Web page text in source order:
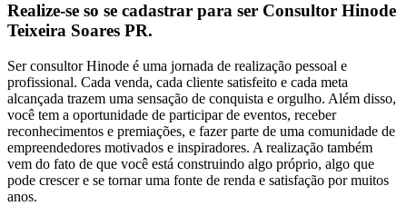
Realize-se so se cadastrar para ser Consultor Hinode
Teixeira Soares PR.
Ser consultor Hinode é uma jornada de realização pessoal e
profissional. Cada venda, cada cliente satisfeito e cada meta
alcançada trazem uma sensação de conquista e orgulho. Além disso,
você tem a oportunidade de participar de eventos, receber
reconhecimentos e premiações, e fazer parte de uma comunidade de
empreendedores motivados e inspiradores. A realização também
vem do fato de que você está construindo algo próprio, algo que
pode crescer e se tornar uma fonte de renda e satisfação por muitos
anos.